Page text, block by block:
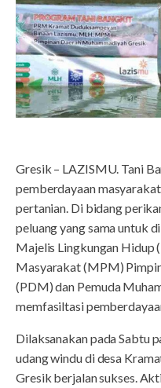
Gresik – LAZISMU. Tani
pemberdayaan
pertanian. Di bidang
peluang yang sama untuk
Majelis Lingkungan Hidup
Masyarakat (MPM)
(PDM) dan Pemuda
memfasiltasi
Dilaksanakan pada Sabtu
udang windu di desa
Gresik berjalan sukses.